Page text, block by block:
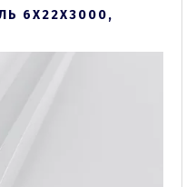
6Х22Х3000,